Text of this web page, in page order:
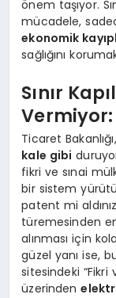
önem taşıyor.
mücadele,
ekonomik
sağlığını
Sınır
Ticaret
kale gibi
fikri ve sınai
bir sistem
patent mi
türemesinden
alınması için
güzel yanı ise,
sitesindeki “Fikri
üzerinden